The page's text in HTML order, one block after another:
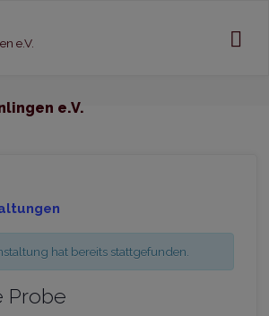
e.V.
hat bereits stattgefunden.
Probe